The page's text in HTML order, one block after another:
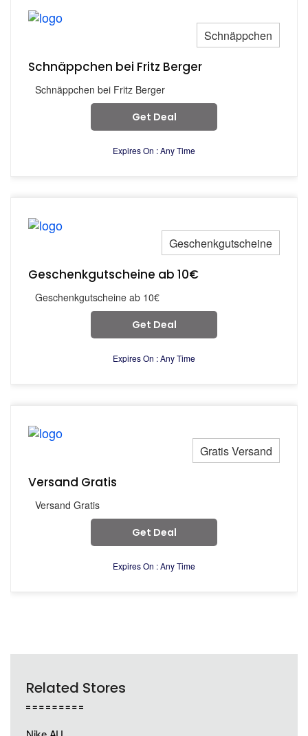
Schnäppchen
Schnäppchen bei Fritz Berger
Schnäppchen bei Fritz Berger
Get Deal
Expires On : Any Time
Geschenkgutscheine
Geschenkgutscheine ab 10€
Geschenkgutscheine ab 10€
Get Deal
Expires On : Any Time
Gratis Versand
Versand Gratis
Versand Gratis
Get Deal
Expires On : Any Time
Related Stores